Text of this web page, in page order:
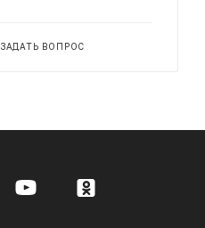
ЗАДАТЬ ВОПРОС